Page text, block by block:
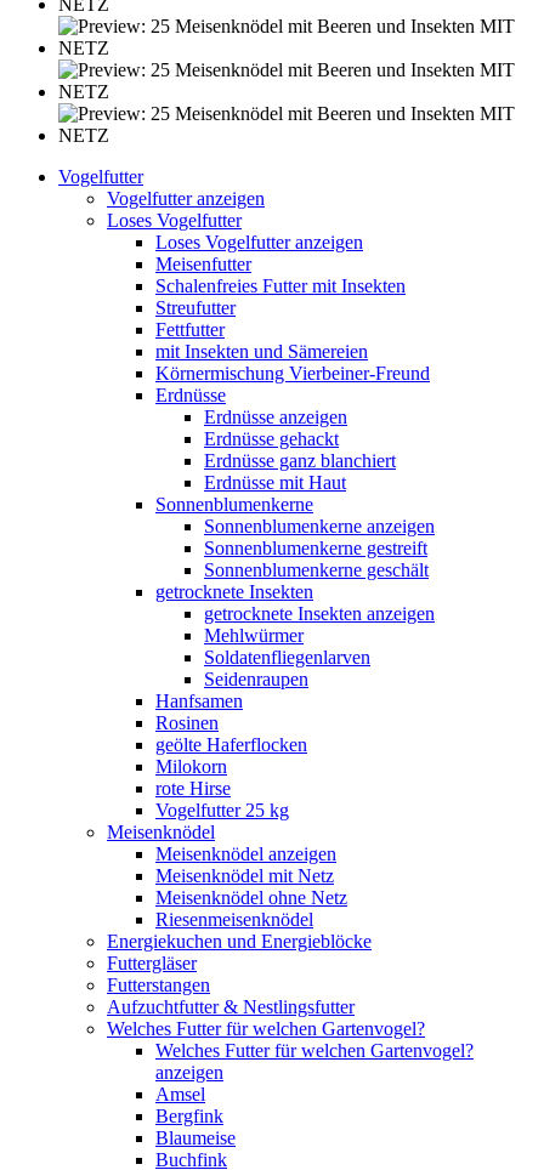
Vogelfutter
Vogelfutter anzeigen
Loses Vogelfutter
Loses Vogelfutter anzeigen
Meisenfutter
Schalenfreies Futter mit Insekten
Streufutter
Fettfutter
mit Insekten und Sämereien
Körnermischung Vierbeiner-Freund
Erdnüsse
Erdnüsse anzeigen
Erdnüsse gehackt
Erdnüsse ganz blanchiert
Erdnüsse mit Haut
Sonnenblumenkerne
Sonnenblumenkerne anzeigen
Sonnenblumenkerne gestreift
Sonnenblumenkerne geschält
getrocknete Insekten
getrocknete Insekten anzeigen
Mehlwürmer
Soldatenfliegenlarven
Seidenraupen
Hanfsamen
Rosinen
geölte Haferflocken
Milokorn
rote Hirse
Vogelfutter 25 kg
Meisenknödel
Meisenknödel anzeigen
Meisenknödel mit Netz
Meisenknödel ohne Netz
Riesenmeisenknödel
Energiekuchen und Energieblöcke
Futtergläser
Futterstangen
Aufzuchtfutter & Nestlingsfutter
Welches Futter für welchen Gartenvogel?
Welches Futter für welchen Gartenvogel?
anzeigen
Amsel
Bergfink
Blaumeise
Buchfink